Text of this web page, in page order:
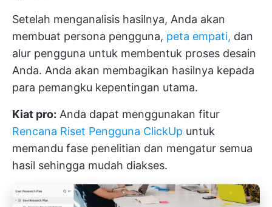
Setelah menganalisis hasilnya, Anda akan
membuat persona pengguna, peta empati, dan
alur pengguna untuk membentuk proses desain
Anda. Anda akan membagikan hasilnya kepada
para pemangku kepentingan utama.
Kiat pro: Anda dapat menggunakan fitur
Rencana Riset Pengguna ClickUp untuk
memandu fase penelitian dan mengatur semua
hasil sehingga mudah diakses.